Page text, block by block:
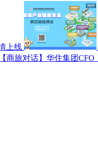
上线
【商旅对话】华住集团